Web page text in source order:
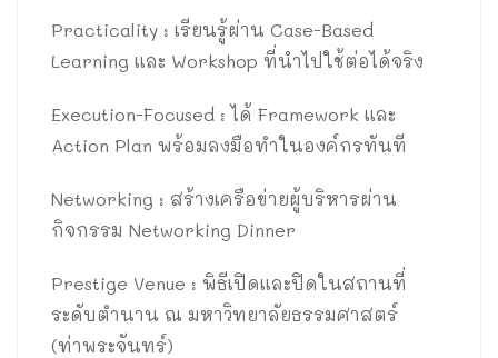
Practicality : เรียนรู้ผ่าน Case-Based
Learning และ Workshop ที่นำไปใช้ต่อได้จริง
Execution-Focused : ได้ Framework และ
Action Plan พร้อมลงมือทำในองค์กรทันที
Networking : สร้างเครือข่ายผู้บริหารผ่าน
กิจกรรม Networking Dinner
Prestige Venue : พิธีเปิดและปิดในสถานที่
ระดับตำนาน ณ มหาวิทยาลัยธรรมศาสตร์
(ท่าพระจันทร์)